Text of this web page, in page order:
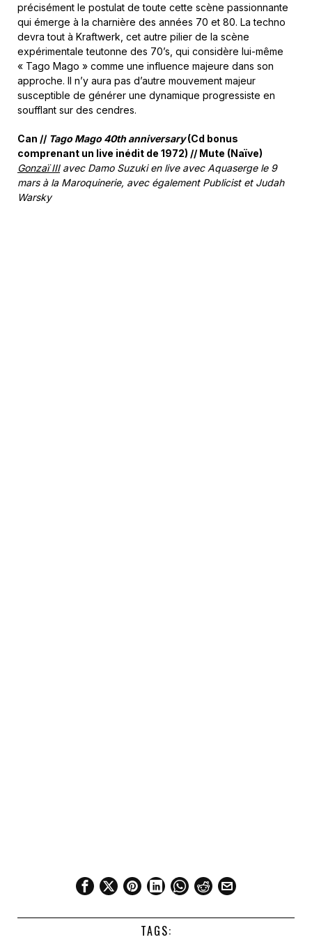
précisément le postulat de toute cette scène passionnante
qui émerge à la charnière des années 70 et 80. La techno
devra tout à Kraftwerk, cet autre pilier de la scène
expérimentale teutonne des 70’s, qui considère lui-même
« Tago Mago » comme une influence majeure dans son
approche. Il n’y aura pas d’autre mouvement majeur
susceptible de générer une dynamique progressiste en
soufflant sur des cendres.
Can // Tago Mago 40th anniversary(Cd bonus
comprenant un live inédit de 1972) // Mute (Naïve)
Gonzaï IIIavec Damo Suzuki en live avec Aquaserge le 9
mars à la Maroquinerie, avec également Publicist et Judah
Warsky
TAGS: